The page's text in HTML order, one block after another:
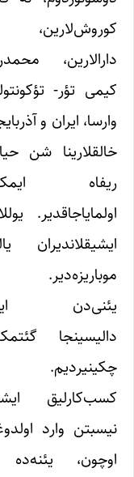
کوروش‌لارین،
دارالارین،
کیمی تؤر-
وارسا، ایران و
خالقلارینا شن
ریفاه
اولمایاجاقدیر.
ایشیقلاندیران
موباریزه‌دیر.
یئنی‌دن
دالیسینجا
چکینیردیم.
کسب‌کارلیق
نیسبتن وارد
اوچون، یئنه‌ده بو